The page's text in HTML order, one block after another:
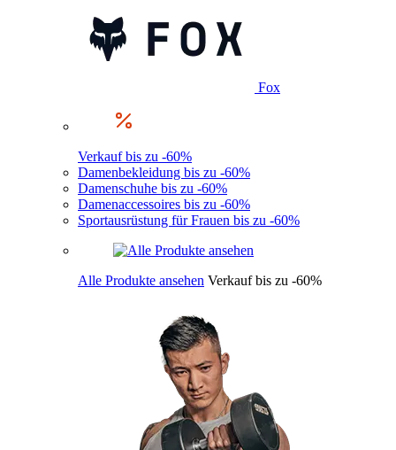
Fox
Verkauf bis zu -60%
Damenbekleidung bis zu -60%
Damenschuhe bis zu -60%
Damenaccessoires bis zu -60%
Sportausrüstung für Frauen bis zu -60%
Alle Produkte ansehen Verkauf bis zu -60%